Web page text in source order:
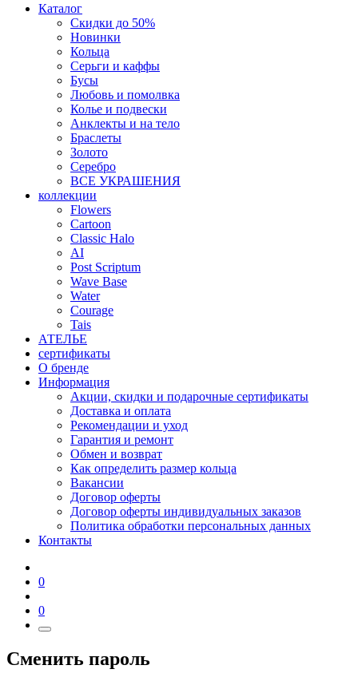
Каталог
Скидки до 50%
Новинки
Кольца
Серьги и каффы
Бусы
Любовь и помолвка
Колье и подвески
Анклекты и на тело
Браслеты
Золото
Серебро
ВСЕ УКРАШЕНИЯ
коллекции
Flowers
Cartoon
Classic Halo
AI
Post Scriptum
Wave Base
Water
Courage
Tais
АТЕЛЬЕ
сертификаты
О бренде
Информация
Акции, скидки и подарочные сертификаты
Доставка и оплата
Рекомендации и уход
Гарантия и ремонт
Обмен и возврат
Как определить размер кольца
Вакансии
Договор оферты
Договор оферты индивидуальных заказов
Политика обработки персональных данных
Контакты
0
0
Сменить пароль